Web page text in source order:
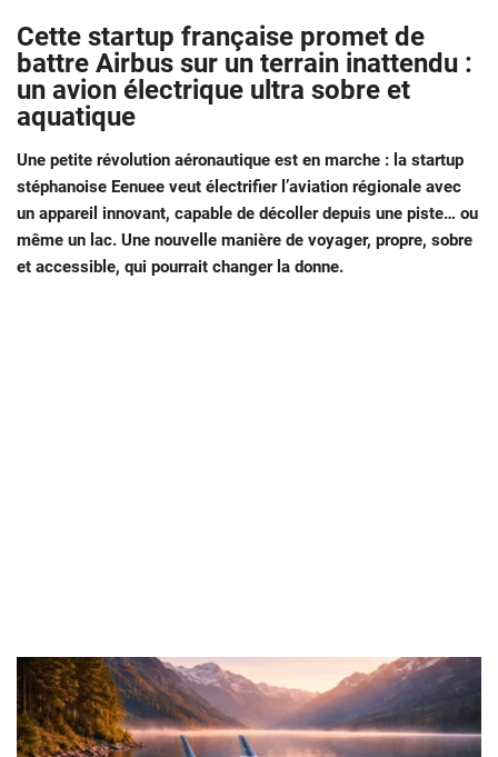
Cette startup française promet de
battre Airbus sur un terrain inattendu :
un avion électrique ultra sobre et
aquatique
Une petite révolution aéronautique est en marche : la startup
stéphanoise Eenuee veut électrifier l’aviation régionale avec
un appareil innovant, capable de décoller depuis une piste… ou
même un lac. Une nouvelle manière de voyager, propre, sobre
et accessible, qui pourrait changer la donne.